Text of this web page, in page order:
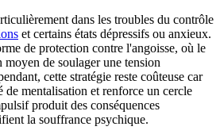
dans les troubles du contrôle
et certains états dépressifs ou anxieux.
de protection contre l'angoisse, où le
moyen de soulager une tension
cette stratégie reste coûteuse car
de mentalisation et renforce un cercle
produit des conséquences
la souffrance psychique.